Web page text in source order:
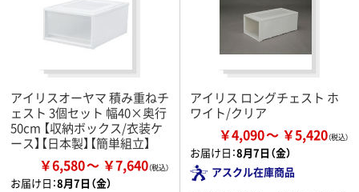
アイリスオーヤマ 積み重ねチ
ェスト 3個セット 幅40×奥行
50cm 【収納ボックス/衣装ケ
ース】【日本製】【簡単組立】
￥6,580 ￥7,640
お届け日：8月7日（金）
アイリス ロングチェスト ホ
ワイト/クリア
￥4,090 ￥5,420
お届け日：8月7日（金）
アスクル在庫商品